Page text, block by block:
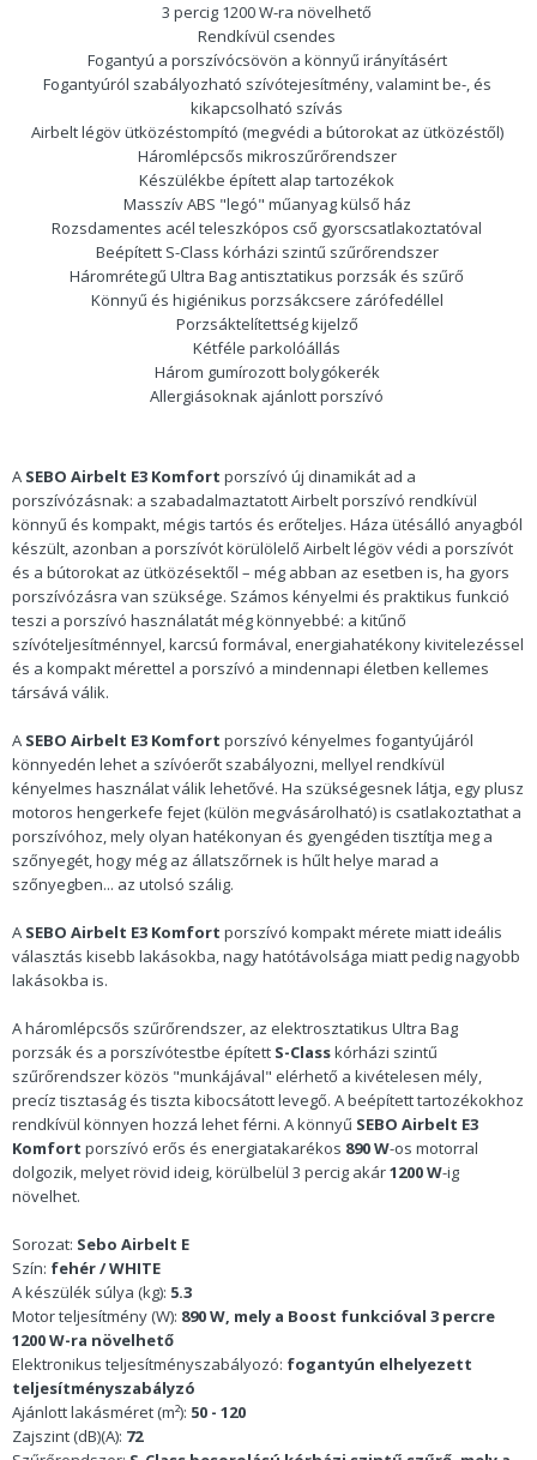
3 percig 1200 W-ra növelhető
Rendkívül csendes
Fogantyú a porszívócsövön a könnyű irányításért
Fogantyúról szabályozható szívótejesítmény, valamint be-, és
kikapcsolható szívás
Airbelt légöv ütközéstompító (megvédi a bútorokat az ütközéstől)
Háromlépcsős mikroszűrőrendszer
Készülékbe épített alap tartozékok
Masszív ABS "legó" műanyag külső ház
Rozsdamentes acél teleszkópos cső gyorscsatlakoztatóval
Beépített S-Class kórházi szintű szűrőrendszer
Háromrétegű Ultra Bag antisztatikus porzsák és szűrő
Könnyű és higiénikus porzsákcsere zárófedéllel
Porzsáktelítettség kijelző
Kétféle parkolóállás
Három gumírozott bolygókerék
Allergiásoknak ajánlott porszívó
A SEBO Airbelt E3 Komfort porszívó új dinamikát ad a
porszívózásnak: a szabadalmaztatott Airbelt porszívó rendkívül
könnyű és kompakt, mégis tartós és erőteljes. Háza ütésálló anyagból
készült, azonban a porszívót körülölelő Airbelt légöv védi a porszívót
és a bútorokat az ütközésektől – még abban az esetben is, ha gyors
porszívózásra van szüksége. Számos kényelmi és praktikus funkció
teszi a porszívó használatát még könnyebbé: a kitűnő
szívóteljesítménnyel, karcsú formával, energiahatékony kivitelezéssel
és a kompakt mérettel a porszívó a mindennapi életben kellemes
társává válik.
A SEBO Airbelt E3 Komfort porszívó kényelmes fogantyújáról
könnyedén lehet a szívóerőt szabályozni, mellyel rendkívül
kényelmes használat válik lehetővé. Ha szükségesnek látja, egy plusz
motoros hengerkefe fejet (külön megvásárolható) is csatlakoztathat a
porszívóhoz, mely olyan hatékonyan és gyengéden tisztítja meg a
szőnyegét, hogy még az állatszőrnek is hűlt helye marad a
szőnyegben... az utolsó szálig.
A SEBO Airbelt E3 Komfort porszívó kompakt mérete miatt ideális
választás kisebb lakásokba, nagy hatótávolsága miatt pedig nagyobb
lakásokba is.
A háromlépcsős szűrőrendszer, az elektrosztatikus Ultra Bag
porzsák és a porszívótestbe épített S-Classkórházi szintű
szűrőrendszer közös "munkájával" elérhető a kivételesen mély,
precíz tisztaság és tiszta kibocsátott levegő. A beépített tartozékokhoz
rendkívül könnyen hozzá lehet férni. A könnyű SEBO Airbelt E3
Komfort porszívó erős és energiatakarékos 890W-os motorral
dolgozik, melyet rövid ideig, körülbelül 3 percig akár1200 W-ig
növelhet.
Sorozat: Sebo Airbelt E
Szín: fehér / WHITE
A készülék súlya (kg): 5.3
Motor teljesítmény (W): 890 W, mely a Boost funkcióval 3 percre
1200 W-ra növelhető
Elektronikus teljesítményszabályozó: fogantyún elhelyezett
teljesítményszabályzó
Ajánlott lakásméret (m²): 50 - 120
Zajszint (dB)(A): 72